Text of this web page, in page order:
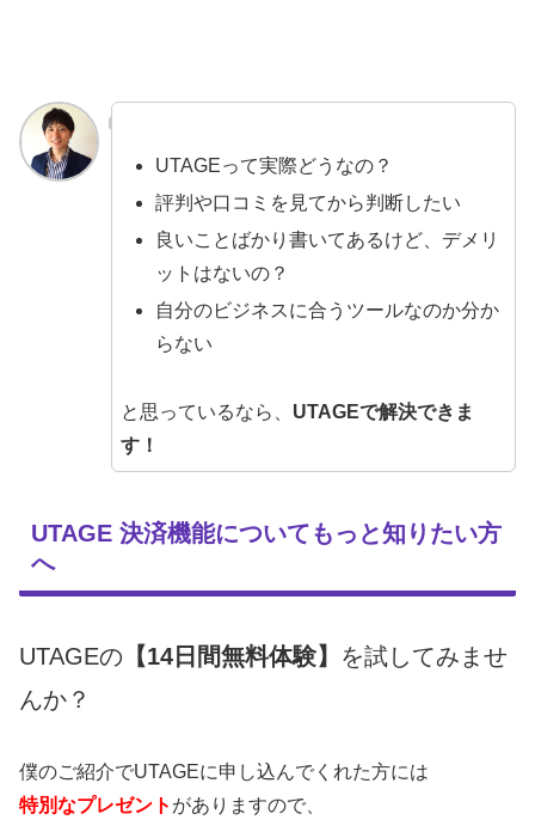
UTAGEって実際どうなの？
評判や口コミを見てから判断したい
良いことばかり書いてあるけど、デメリ
ットはないの？
自分のビジネスに合うツールなのか分か
らない
と思っているなら、 UTAGEで解決できま
す！
UTAGE 決済機能についてもっと知りたい方
へ
UTAGEの 【14日間無料体験】 を試してみませ
んか？
僕のご紹介でUTAGEに申し込んでくれた方には
特別なプレゼント がありますので、